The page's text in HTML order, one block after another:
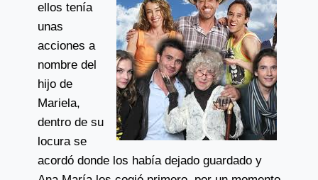
ellos tenía
unas
acciones a
nombre del
hijo de
Mariela,
dentro de su
locura se
acordó donde los había dejado guardado y